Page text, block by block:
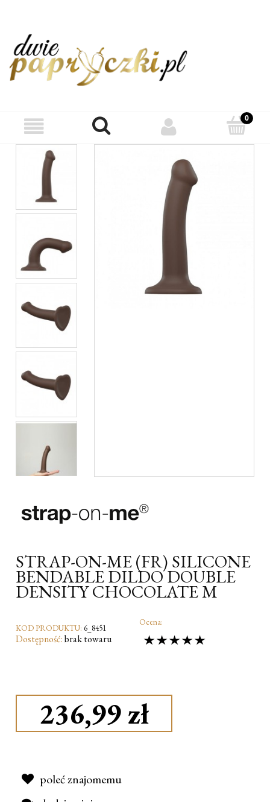
STRAP-ON-ME (FR) SILICONE
BENDABLE DILDO DOUBLE
DENSITY CHOCOLATE M
KOD PRODUKTU: 6_8451
Dostępność:brak towaru
Ocena:
236,99 zł
poleć znajomemu